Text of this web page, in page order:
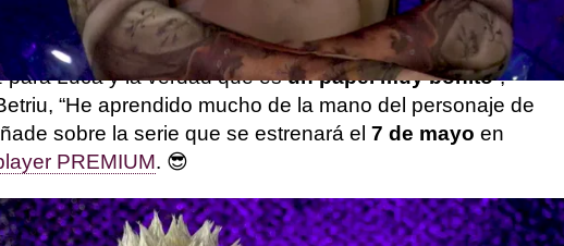
todo cambió totalmente: “Me volvieron a llamar, pero
para Luca y la verdad que esun papel muy bonito”,
“He aprendido mucho de la mano del personaje de
sobre la serie que se estrenará el 7 de mayo en
PREMIUM. 😎
ha significado mucho para él, tanto a nivel personal como